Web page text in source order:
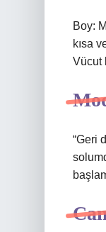
Boy:
kısa
Vücut
“Geri